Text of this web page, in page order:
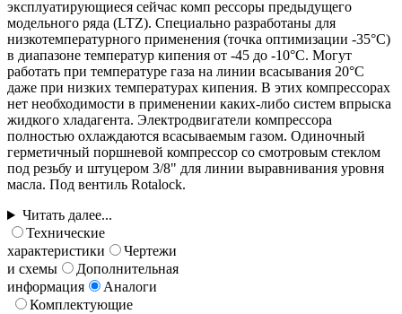
эксплуатирующиеся сейчас комп рессоры предыдущего
модельного ряда (LTZ). Специально разработаны для
низкотемпературного применения (точка оптимизации -35°C)
в диапазоне температур кипения от -45 до -10°C. Могут
работать при температуре газа на линии всасывания 20°C
даже при низких температурах кипения. В этих компрессорах
нет необходимости в применении каких-либо систем впрыска
жидкого хладагента. Электродвигатели компрессора
полностью охлаждаются всасываемым газом. Одиночный
герметичный поршневой компрессор со смотровым стеклом
под резьбу и штуцером 3/8" для линии выравнивания уровня
масла. Под вентиль Rotalock.
Читать далее...
Технические
характеристики
Чертежи
и схемы
Дополнительная
информация
Аналоги
Комплектующие